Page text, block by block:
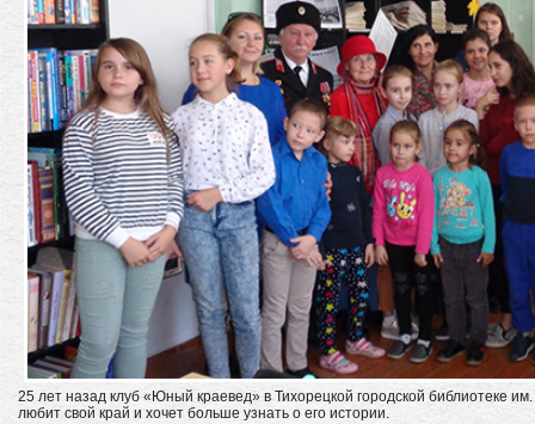
25 лет назад клуб «Юный краевед» в Тихорецкой городской библиотеке
любит свой край и хочет больше узнать о его истории.